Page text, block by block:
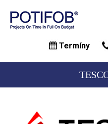
hlavnímu
Termíny